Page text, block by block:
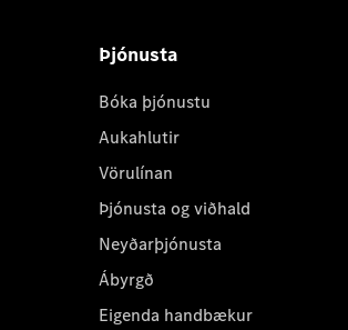
Þjónusta
Bóka þjónustu
Aukahlutir
Vörulínan
Þjónusta og viðhald
Neyðarþjónusta
Ábyrgð
Eigenda handbækur